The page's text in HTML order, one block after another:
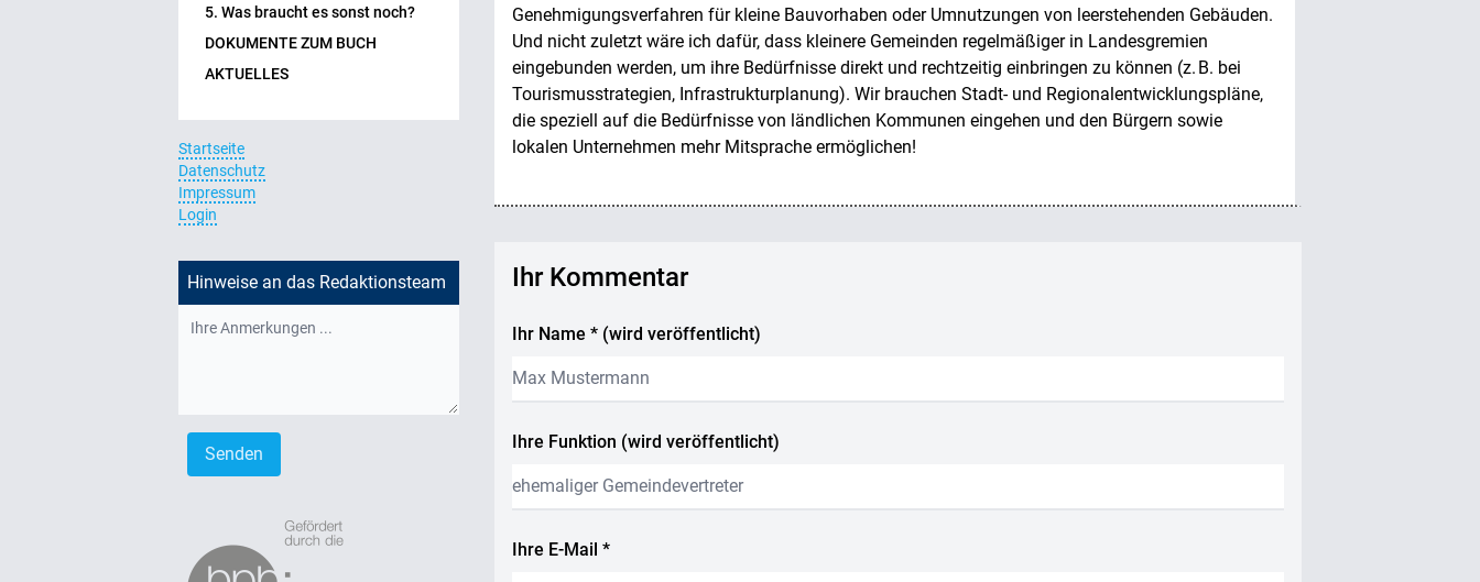
5. Was braucht es sonst noch?
DOKUMENTE ZUM BUCH
AKTUELLES
Startseite
Datenschutz
Impressum
Login
Hinweise an das Redaktionsteam
Senden
Genehmigungsverfahren für kleine Bauvorhaben oder Umnutzungen von leerstehenden Gebäuden.
Und nicht zuletzt wäre ich dafür, dass kleinere Gemeinden regelmäßiger in Landesgremien
eingebunden werden, um ihre Bedürfnisse direkt und rechtzeitig einbringen zu können (z. B. bei
Tourismusstrategien, Infrastrukturplanung). Wir brauchen Stadt- und Regionalentwicklungspläne,
die speziell auf die Bedürfnisse von ländlichen Kommunen eingehen und den Bürgern sowie
lokalen Unternehmen mehr Mitsprache ermöglichen!
Ihr Kommentar
Ihr Name * (wird veröffentlicht)
Ihre Funktion (wird veröffentlicht)
Ihre E-Mail *